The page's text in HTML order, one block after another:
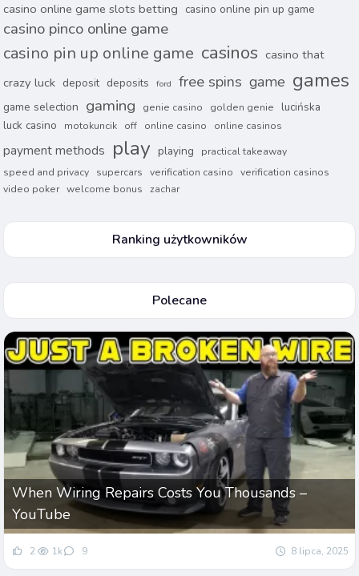
casino online game slots betting casino online pin up game
casino pinco online game
casino pin up online game casinos casino that
crazy luck deposit deposits ford free spins game games
game selection gaming genie casino golden genie
lucińska
luck casino
motokuncik off online casino online casinos
payment methods play playing
practical takeaway
speed and privacy
supercars verification casino
verification casinos
video poker welcome bonus zachar
Ranking użytkowników
Polecane
When Wiring Repairs Costs You Thousands –
YouTube
2 1k 9 8 lipca, 2025